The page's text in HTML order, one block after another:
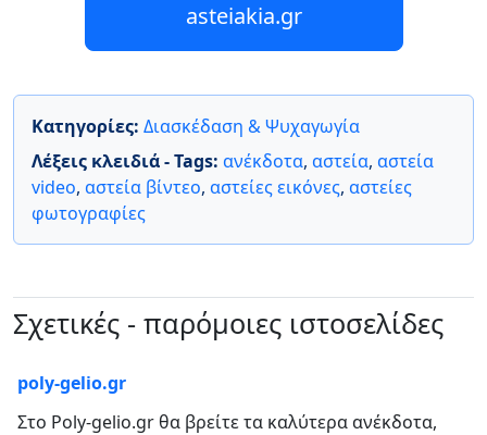
asteiakia.gr
Κατηγορίες: Διασκέδαση & Ψυχαγωγία
Λέξεις κλειδιά - Tags: ανέκδοτα, αστεία, αστεία
video, αστεία βίντεο, αστείες εικόνες, αστείες
φωτογραφίες
Σχετικές - παρόμοιες ιστοσελίδες
poly-gelio.gr
Στο Poly-gelio.gr θα βρείτε τα καλύτερα ανέκδοτα,